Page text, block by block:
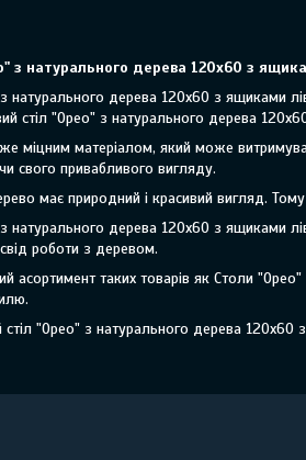
з натурального дерева 120х60 з
натурального дерева 120х60 з ящиками
стіл "Орео" з натурального дерева
міцним матеріалом, який може
свого привабливого вигляду.
має природний і красивий вигляд.
натурального дерева 120х60 з ящиками
роботи з деревом.
асортимент таких товарів як Столи
"Орео" з натурального дерева